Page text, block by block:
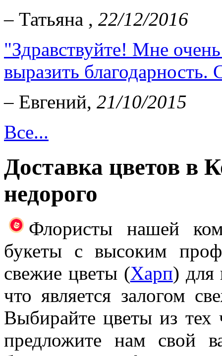
– Татьяна , 22/12/2016
"Здравствуйте! Мне
выразить благодарность.
– Евгений, 21/10/2015
Все...
Доставка цветов в
недорого
Флористы нашей
букеты с высоким
свежие цветы (Харп) для
что является залогом
Выбирайте цветы из тех
предложите нам свой